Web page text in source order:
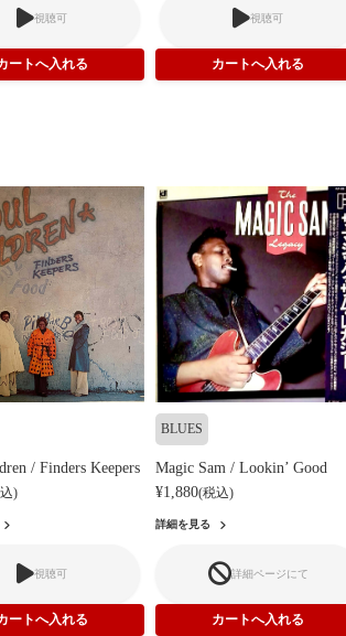
視聴可 視聴可
/ Finders Keepers
)
視聴可
BLUES
Magic Sam / Lookin’ Good
¥1,880(税込)
詳細を見る
詳細ページにて